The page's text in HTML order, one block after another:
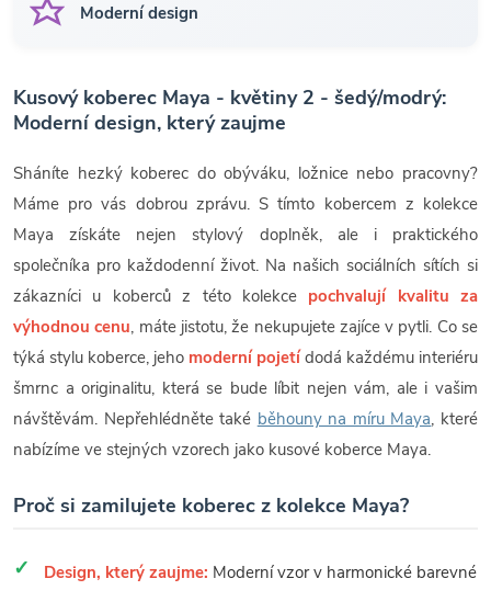
Moderní design
Kusový koberec Maya - květiny 2 - šedý/modrý:
Moderní design, který zaujme
Sháníte hezký koberec do obýváku, ložnice nebo pracovny?
Máme pro vás dobrou zprávu. S tímto kobercem z kolekce
Maya získáte nejen stylový doplněk, ale i praktického
společníka pro každodenní život. Na našich sociálních sítích si
zákazníci u koberců z této kolekce pochvalují kvalitu za
výhodnou cenu, máte jistotu, že nekupujete zajíce v pytli. Co se
týká stylu koberce, jeho moderní pojetí dodá každému interiéru
šmrnc a originalitu, která se bude líbit nejen vám, ale i vašim
návštěvám. Nepřehlédněte také běhouny na míru Maya, které
nabízíme ve stejných vzorech jako kusové koberce Maya.
Proč si zamilujete koberec z kolekce Maya?
Design, který zaujme: Moderní vzor v harmonické barevné